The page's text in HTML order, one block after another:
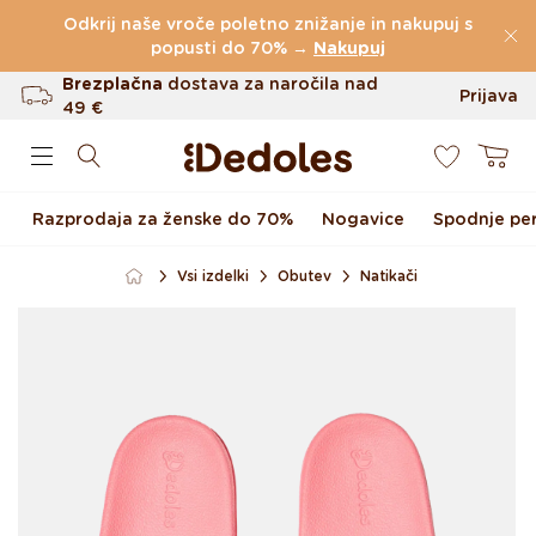
Preskoči na vsebino
Odkrij naše vroče poletno znižanje in nakupuj s
popusti do 70% → Nakupuj
(60.227 Ocen)
Brezplačna dostava za naročila nad
49 €
Do 100 dni za vračilo
Prijava
Košarica
Razprodaja za ženske do 70% Nogavice Spodnje
Vsi izdelki Obutev Natikači